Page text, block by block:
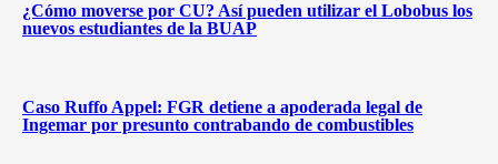
¿Cómo moverse por CU? Así pueden utilizar el Lobobus los
nuevos estudiantes de la BUAP
Caso Ruffo Appel: FGR detiene a apoderada legal de
Ingemar por presunto contrabando de combustibles